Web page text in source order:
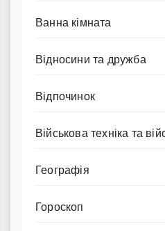
Ванна кімната
Відносини та дружба
Відпочинок
Військова техніка та
Географія
Гороскоп